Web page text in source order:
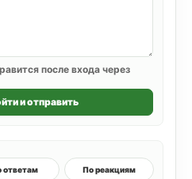
после входа через
и отправить
ответам По реакциям